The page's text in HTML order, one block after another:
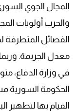
المجال الجوي
والحرب أولويات
الفصائل المتطرفة
معدل الجريمة.
في وزارة الدفاع،
الحكومة السورية
القيام بها لتطهير